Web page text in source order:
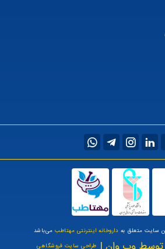
سایت متعلق به داروخانه اینترنتی مهتاطبمی‌باشد
طراحی سایت فروشگاهی